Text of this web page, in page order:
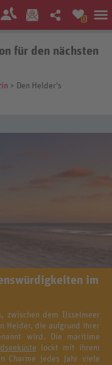
0
für den nächsten
> Den Helder's
im
zwischen dem IJsselmeer
Helder, die aufgrund ihrer
wird. Die maritime
lockt mit ihrem
Charme jedes Jahr viele